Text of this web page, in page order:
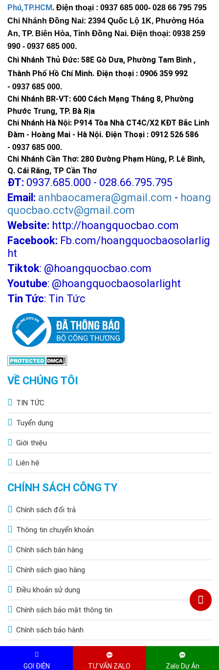
Phú,TP.HCM. Điện thoại : 0937 685 000- 028 66 795 795
Chi Nhánh Đồng Nai: 2394 Quốc Lộ 1K, Phường Hóa
An, TP. Biên Hòa, Tỉnh Đồng Nai. Điện thoại: 0938 259
990 - 0937 685 000.
Chi Nhánh Thủ Đức: 58E Gò Dưa, Phường Tam Bình ,
Thành Phố Hồ Chí Minh. Điện thoại : 0906 359 992
- 0937 685 000.
Chi Nhánh BR-VT: 600 Cách Mạng Tháng 8, Phường
Phước Trung, TP. Bà Rịa
Chi Nhánh Hà Nội: P914 Tòa Nhà CT4C/X2 KĐT Bắc Linh
Đàm - Hoàng Mai - Hà Nội. Điện Thoại : 0912 526 586
- 0937 685 000.
Chi Nhánh Cần Thơ: 280 Đường Phạm Hùng, P. Lê Bình,
Q. Cái Răng, TP Cần Thơ
ĐT: 0937.685.000 - 028.66.795.795
Email: anhbaocamera@gmail.com - hoang
quocbao.cctv@gmail.com
Website: http://hoangquocbao.com
Facebook: Fb.com/hoangquocbaosolarlig
ht
Tiktok: @hoangquocbao.com
Youtube: @hoangquocbaosolarlight
Tin Tức: Tin Tức
VỀ CHÚNG TÔI
TIN TỨC
Tuyển dụng
Giới thiệu
Liên hệ
CHÍNH SÁCH CÔNG TY
Chính sách đổi trả
Thông tin chuyển khoản
Chính sách bán hàng
Chính sách giao hàng
Điều khoản sử dụng
Chính sách bảo mật thông tin
Chính sách bảo hành
Copyright © 2015 by HOANGQUOCBAO.COM. All Rights Reserved
GỌI ĐIỆN TƯ VẤN ZALO Zalo Dự Án